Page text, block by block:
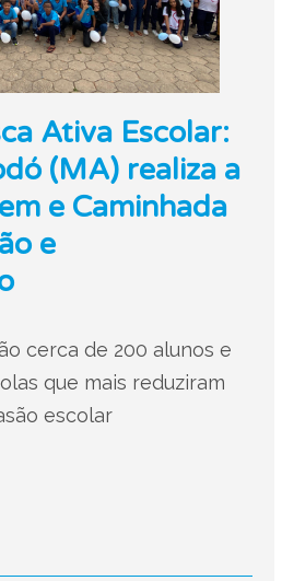
Ativa Escolar:
(MA) realiza a
e Caminhada
e
cerca de 200 alunos e
que mais reduziram
escolar